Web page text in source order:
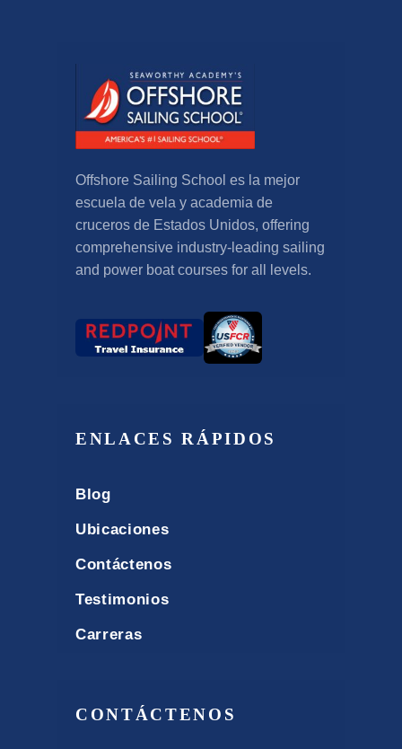
Offshore Sailing School es la mejor
escuela de vela y academia de
cruceros de Estados Unidos, offering
comprehensive industry-leading sailing
and power boat courses for all levels.
ENLACES RÁPIDOS
Blog
Ubicaciones
Contáctenos
Testimonios
Carreras
CONTÁCTENOS